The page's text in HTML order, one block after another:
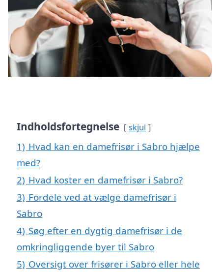
Indholdsfortegnelse skjul
1) Hvad kan en damefrisør i Sabro hjælpe
med?
2) Hvad koster en damefrisør i Sabro?
3) Fordele ved at vælge damefrisør i
Sabro
4) Søg efter en dygtig damefrisør i de
omkringliggende byer til Sabro
5) Oversigt over frisører i Sabro eller hele